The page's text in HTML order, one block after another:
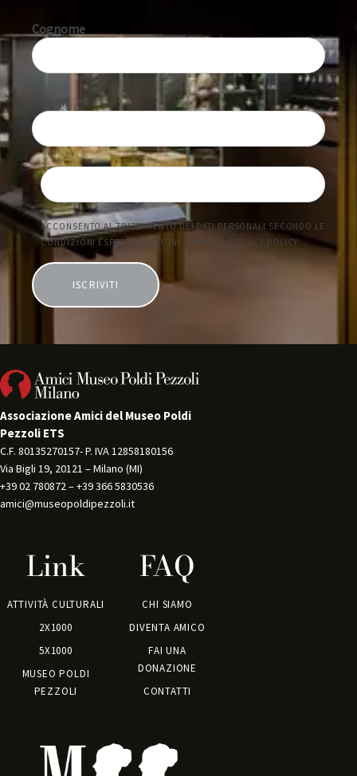
Associazione Amici del Museo Poldi
Pezzoli ETS
C.F. 80135270157- P. IVA 12858180156
Via Bigli 19, 20121 – Milano (MI)
+39 02 780872 – +39 366 5830536
amici@museopoldipezzoli.it
Link
ATTIVITÀ CULTURALI
2X1000
5X1000
MUSEO POLDI
PEZZOLI
FAQ
CHI SIAMO
DIVENTA AMICO
FAI UNA
DONAZIONE
CONTATTI